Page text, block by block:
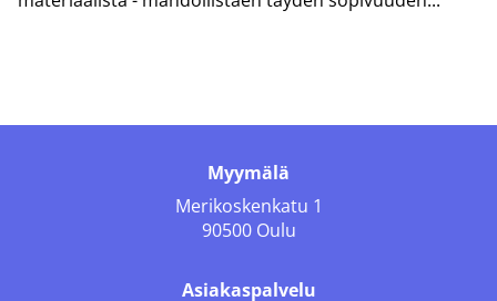
Myymälä
Merikoskenkatu 1
90500 Oulu
Asiakaspalvelu